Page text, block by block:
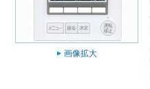
画像拡大